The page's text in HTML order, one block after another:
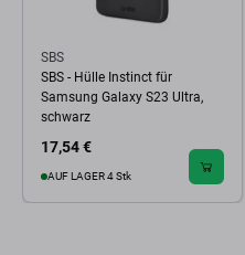
SBS
SBS - Hülle Instinct für
Samsung Galaxy S23 Ultra,
schwarz
17,54 €
AUF LAGER 4 Stk